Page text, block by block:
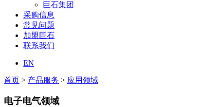
巨石集团
采购信息
常见问题
加盟巨石
联系我们
EN
首页 > 产品服务 > 应用领域
电子电气领域